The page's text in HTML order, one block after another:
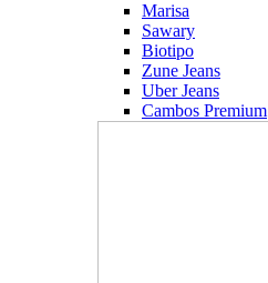
Marisa
Sawary
Biotipo
Zune Jeans
Uber Jeans
Cambos Premium